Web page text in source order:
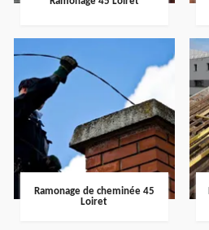
Ramonage de cheminée 45
Loiret